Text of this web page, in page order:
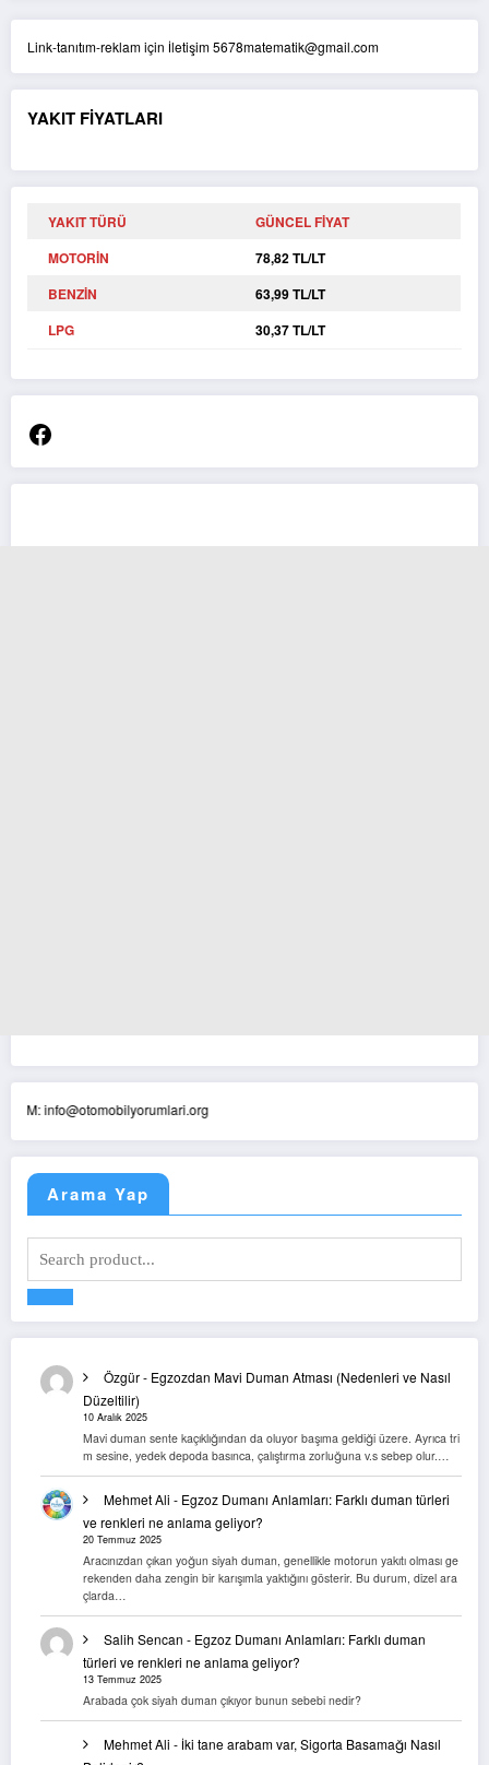
Link-tanıtım-reklam için İletişim 5678matematik@gmail.com
YAKIT FİYATLARI
YAKIT TÜRÜ
GÜNCEL FİYAT
MOTORİN
78,82 TL/LT
BENZİN
63,99 TL/LT
LPG
30,37 TL/LT
Facebook
info@otomobilyorumlari.org
Arama Yap
Özgür- Egzozdan Mavi Duman Atması (Nedenleri ve Nasıl
Düzeltilir)
10 Aralık 2025
Mavi duman sente kaçıklığından da oluyor başıma geldiği üzere. Ayrıca tri
m sesine, yedek depoda basınca, çalıştırma zorluğuna v.s sebep olur.…
Mehmet Ali - Egzoz Dumanı Anlamları: Farklı duman türleri
ve renkleri ne anlama geliyor?
20 Temmuz 2025
Aracınızdan çıkan yoğun siyah duman, genellikle motorun yakıtı olması ge
rekenden daha zengin bir karışımla yaktığını gösterir. Bu durum, dizel ara
çlarda…
Salih Sencan - Egzoz Dumanı Anlamları: Farklı duman
türleri ve renkleri ne anlama geliyor?
13 Temmuz 2025
Arabada çok siyah duman çıkıyor bunun sebebi nedir?
Mehmet Ali - İki tane arabam var, Sigorta Basamağı Nasıl